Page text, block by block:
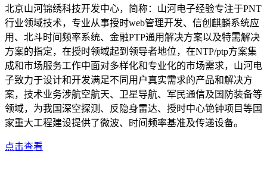
北京山河锦绣科技开发中心，简称：山河电子经验专注于PNT
行业领域技术，专业从事授时web管理开发、信创麒麟系统应
用、北斗时间频率系统、金融PTP通用解决方案以及特需解决
方案的指定，在授时领域起到领导者地位，在NTP/ptp方案集
成和市场服务工作中面对多样化和专业化的市场需求，山河电
子致力于设计和开发满足不同用户真实需求的产品和解决方
案，技术业务涉航空航天、卫星导航、军民通信及国防装备等
领域，为我国深空探测、反隐身雷达、授时中心铯钟项目等国
家重大工程建设提供了微波、时间频率基准及传递设备。
点击查看